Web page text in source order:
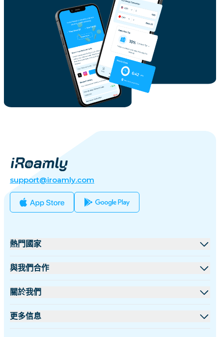
support@iroamly.com
熱門國家
美國
法國
與我們合作
批發平台
關於我們
關於 iRoamly
更多信息